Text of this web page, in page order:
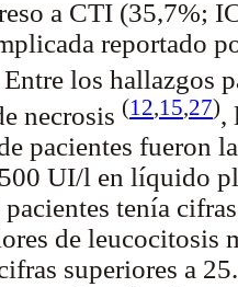
a CTI (35,7%;
reportado
Entre los hallazgos
necrosis (12,15,27),
pacientes fueron
UI/l en líquido
pacientes tenía
de leucocitosis
superiores a